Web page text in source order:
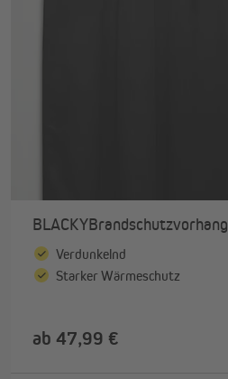
BLACKYBrandschutzvorhang
Verdunkelnd
Starker Wärmeschutz
ab 47,99 €